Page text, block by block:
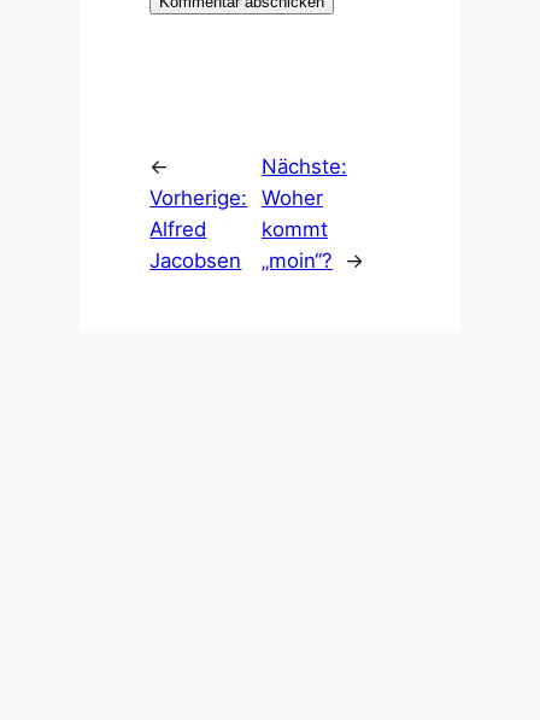
←
Vorherige:
Alfred
Jacobsen
Nächste:
Woher
kommt
„moin“?
→